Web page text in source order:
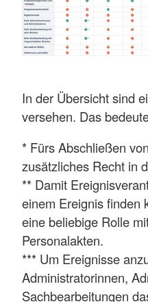
In der Übersicht sind
versehen. Das
* Fürs Abschließen von
zusätzliches Recht in
** Damit
einem Ereignis finden
eine beliebige Rolle
Personalakten.
*** Um Ereignisse
Administratorinnen,
Sachbearbeitungen